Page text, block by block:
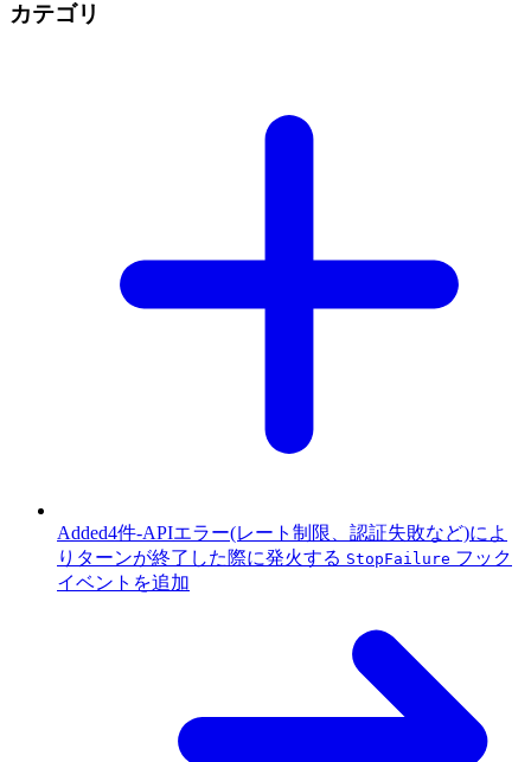
カテゴリ
Added4件-APIエラー(レート制限、認証失敗など)によ
りターンが終了した際に発火する StopFailure フック
イベントを追加